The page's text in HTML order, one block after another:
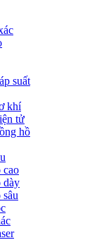
suất
khí
tử
hồ
cao
dày